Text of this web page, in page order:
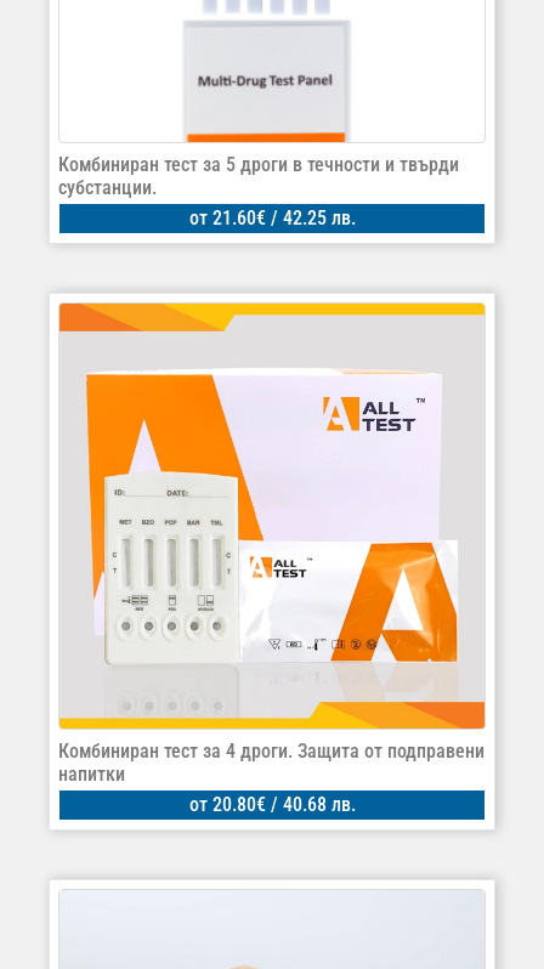
Комбиниран тест за 5 дроги в течности и твърди
субстанции.
от 21.60€/ 42.25 лв.
Комбиниран тест за 4 дроги. Защита от подправени
напитки
от 20.80€/ 40.68 лв.